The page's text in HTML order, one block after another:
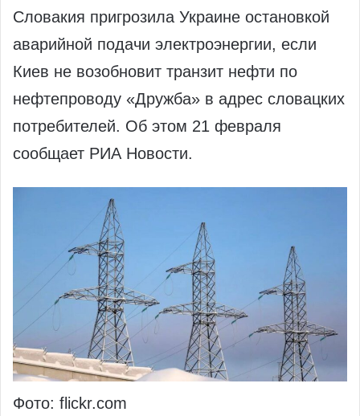
Словакия пригрозила Украине остановкой
аварийной подачи электроэнергии, если
Киев не возобновит транзит нефти по
нефтепроводу «Дружба» в адрес словацких
потребителей. Об этом 21 февраля
сообщает РИА Новости.
Фото: flickr.com